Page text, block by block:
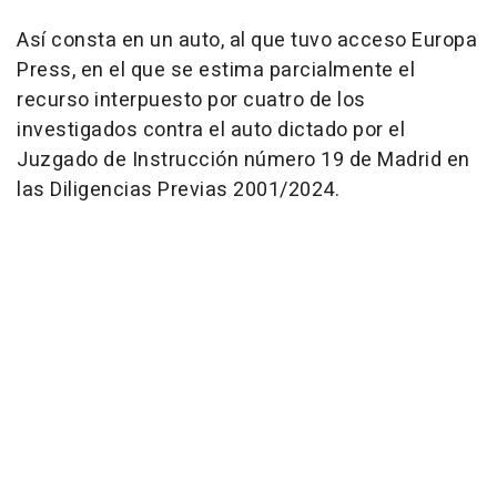
Así consta en un auto, al que tuvo acceso Europa
Press, en el que se estima parcialmente el
recurso interpuesto por cuatro de los
investigados contra el auto dictado por el
Juzgado de Instrucción número 19 de Madrid en
las Diligencias Previas 2001/2024.